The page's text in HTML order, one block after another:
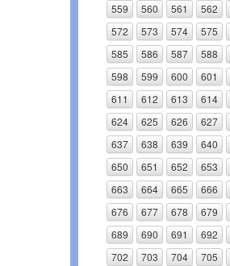
559
560 561 562
572
573 574 575
585
586 587 588
598
599 600 601
611
612 613 614
624
625 626 627
637
638 639 640
650
651 652 653
663
664 665 666
676
677 678 679
689
690 691 692
702
703 704 705